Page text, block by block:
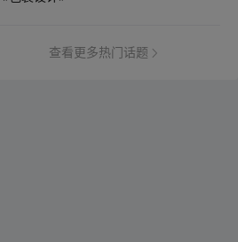
查看更多热门话题